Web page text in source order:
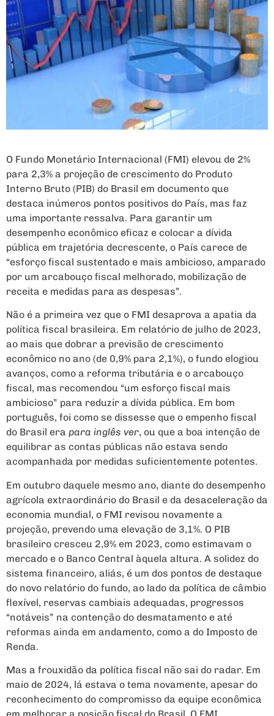
O Fundo Monetário Internacional (FMI) elevou de 2%
para 2,3% a projeção de crescimento do Produto
Interno Bruto (PIB) do Brasil em documento que
destaca inúmeros pontos positivos do País, mas faz
uma importante ressalva. Para garantir um
desempenho econômico eficaz e colocar a dívida
pública em trajetória decrescente, o País carece de
“esforço fiscal sustentado e mais ambicioso, amparado
por um arcabouço fiscal melhorado, mobilização de
receita e medidas para as despesas”.
Não é a primeira vez que o FMI desaprova a apatia da
política fiscal brasileira. Em relatório de julho de 2023,
ao mais que dobrar a previsão de crescimento
econômico no ano (de 0,9% para 2,1%), o fundo elogiou
avanços, como a reforma tributária e o arcabouço
fiscal, mas recomendou “um esforço fiscal mais
ambicioso” para reduzir a dívida pública. Em bom
português, foi como se dissesse que o empenho fiscal
do Brasil era para inglês ver, ou que a boa intenção de
equilibrar as contas públicas não estava sendo
acompanhada por medidas suficientemente potentes.
Em outubro daquele mesmo ano, diante do desempenho
agrícola extraordinário do Brasil e da desaceleração da
economia mundial, o FMI revisou novamente a
projeção, prevendo uma elevação de 3,1%. O PIB
brasileiro cresceu 2,9% em 2023, como estimavam o
mercado e o Banco Central àquela altura. A solidez do
sistema financeiro, aliás, é um dos pontos de destaque
do novo relatório do fundo, ao lado da política de câmbio
flexível, reservas cambiais adequadas, progressos
“notáveis” na contenção do desmatamento e até
reformas ainda em andamento, como a do Imposto de
Renda.
Mas a frouxidão da política fiscal não sai do radar. Em
maio de 2024, lá estava o tema novamente, apesar do
reconhecimento do compromisso da equipe econômica